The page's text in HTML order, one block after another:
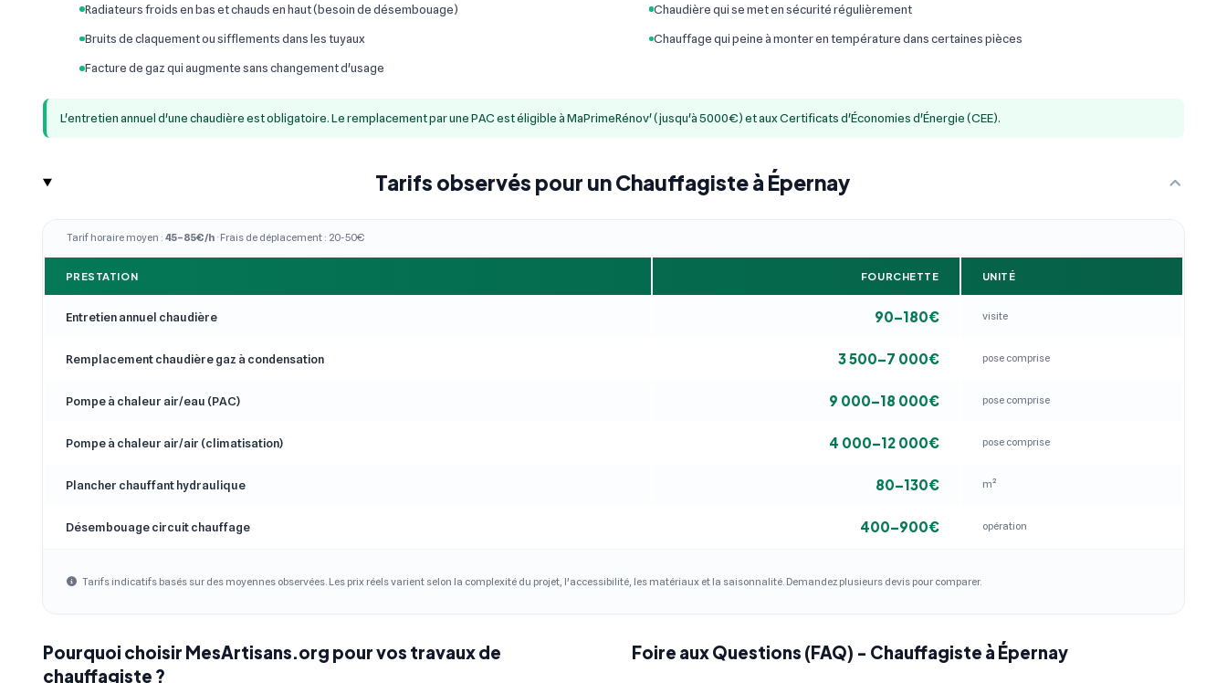
Radiateurs froids en bas et chauds en haut (besoin de désembouage) Chaudière qui se met en sécurité régulièrement
Bruits de claquement ou sifflements dans les tuyaux Chauffage qui peine à monter en température dans certaines pièces
Facture de gaz qui augmente sans changement d'usage
L'entretien annuel d'une chaudière est obligatoire. Le remplacement par une PAC est éligible à MaPrimeRénov' (jusqu'à 5000€) et aux Certificats d'Économies d'Énergie (CEE).
Tarifs observés pour un Chauffagiste à Épernay
Tarif horaire moyen :45–85€/h · Frais de déplacement : 20-50€
PRESTATION FOURCHETTE UNITÉ
Entretien annuel chaudière 90–180€ visite
Remplacement chaudière gaz à condensation 3 500–7 000€ pose comprise
Pompe à chaleur air/eau (PAC) 9 000–18 000€ pose comprise
Pompe à chaleur air/air (climatisation) 4 000–12 000€ pose comprise
Plancher chauffant hydraulique 80–130€ m²
Désembouage circuit chauffage 400–900€ opération
Tarifs indicatifs basés sur des moyennes observées. Les prix réels varient selon la complexité du projet, l'accessibilité, les matériaux et la saisonnalité. Demandez plusieurs devis pour comparer.
Pourquoi choisir MesArtisans.org pour vos travaux de
chauffagiste ?
Foire aux Questions (FAQ) - Chauffagiste à Épernay